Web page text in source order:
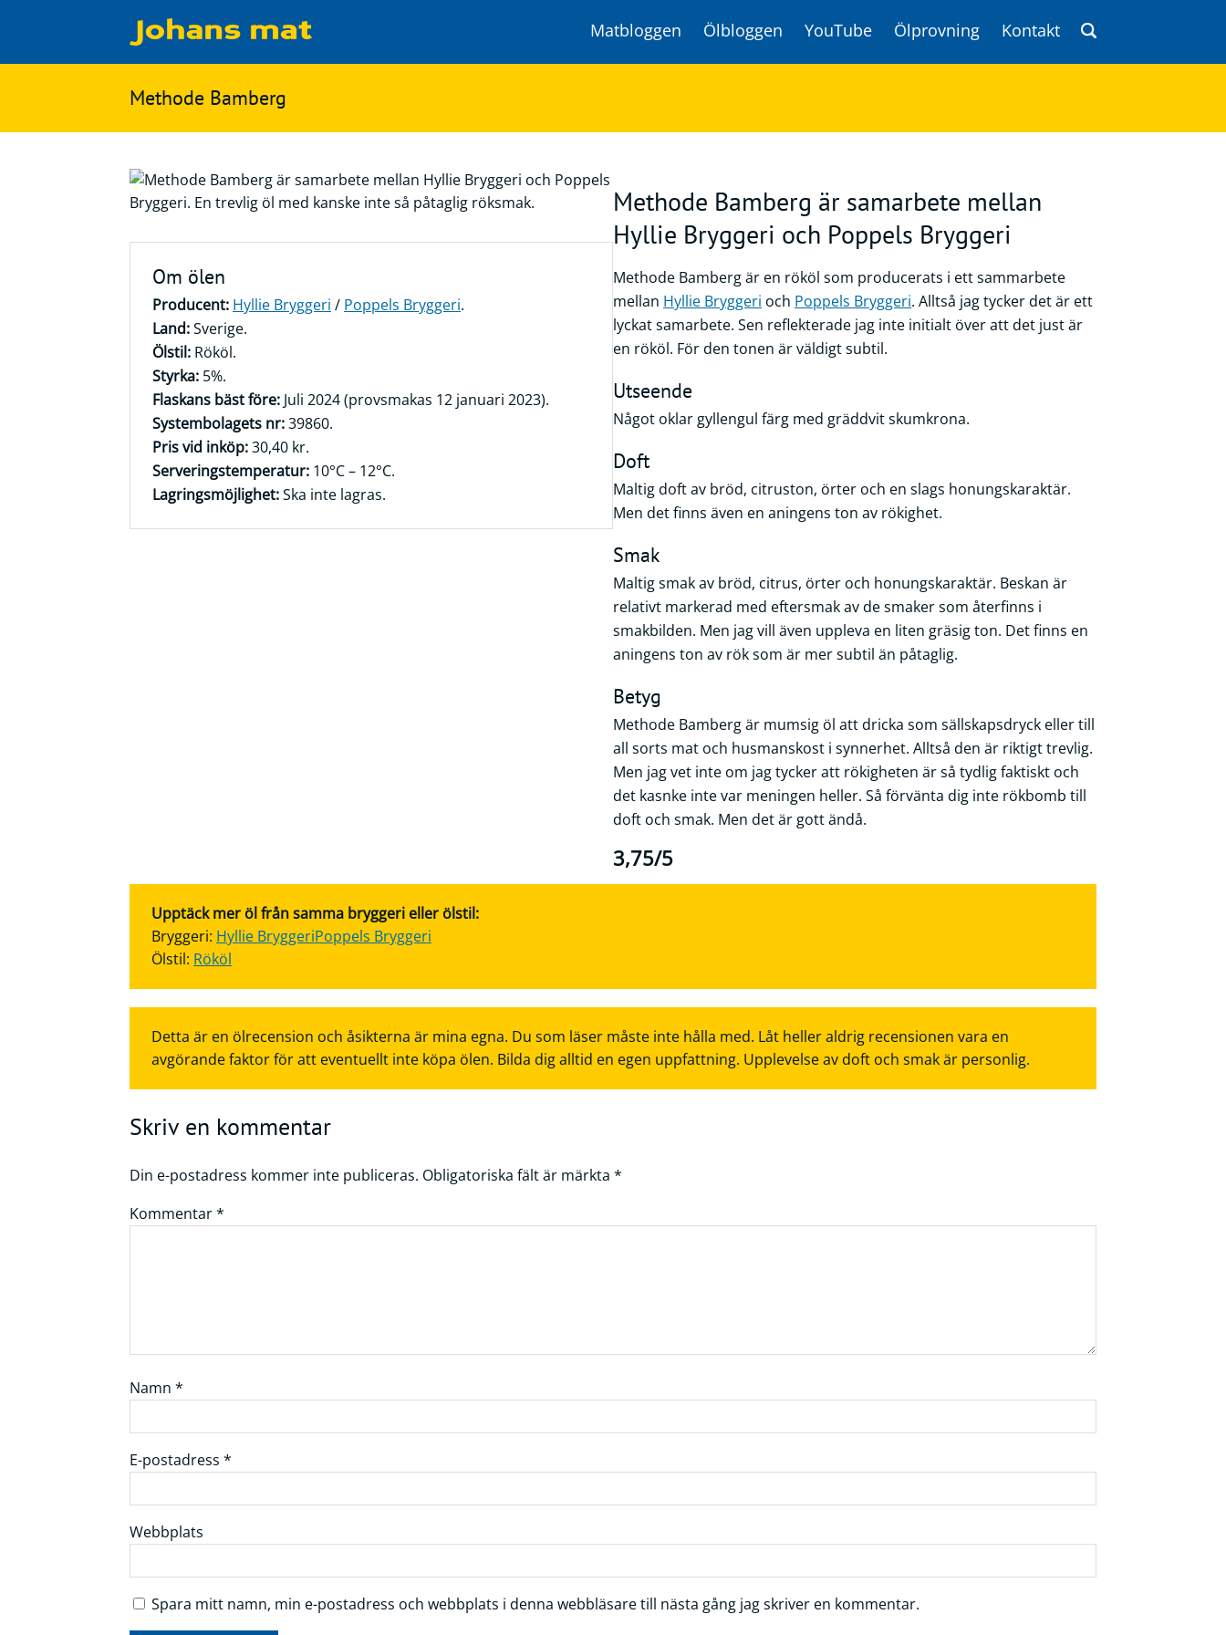
Matbloggen Ölbloggen YouTube Ölprovning
Kontakt
Matbloggen
Innertemperaturer
Ingredienser
på
Methode Bamberg
Om ölen
Producent: Hyllie Bryggeri / Poppels Bryggeri.
Land:Sverige.
Ölstil: Rököl.
Styrka: 5%.
Flaskans bäst före: Juli 2024 (provsmakas 12 januari 2023).
Systembolagets nr:39860.
Pris vid inköp:30,40 kr.
Serveringstemperatur: 10°C – 12°C.
Lagringsmöjlighet:Ska inte lagras.
Methode Bamberg är samarbete mellan
Hyllie Bryggeri och Poppels Bryggeri
Methode Bamberg är en rököl som producerats i ett sammarbete
mellan Hyllie Bryggeri och Poppels Bryggeri. Alltså jag tycker det är ett
lyckat samarbete. Sen reflekterade jag inte initialt över att det just är
en rököl. För den tonen är väldigt subtil.
Utseende
Något oklar gyllengul färg med gräddvit skumkrona.
Doft
Maltig doft av bröd, citruston, örter och en slags honungskaraktär.
Men det finns även en aningens ton av rökighet.
Smak
Maltig smak av bröd, citrus, örter och honungskaraktär. Beskan är
relativt markerad med eftersmak av de smaker som återfinns i
smakbilden. Men jag vill även uppleva en liten gräsig ton. Det finns en
aningens ton av rök som är mer subtil än påtaglig.
Betyg
Methode Bamberg är mumsig öl att dricka som sällskapsdryck eller till
all sorts mat och husmanskost i synnerhet. Alltså den är riktigt trevlig.
Men jag vet inte om jag tycker att rökigheten är så tydlig faktiskt och
det kasnke inte var meningen heller. Så förvänta dig inte rökbomb till
doft och smak. Men det är gott ändå.
3,75/5
Upptäck mer öl från samma bryggeri eller ölstil:
Bryggeri: Hyllie BryggeriPoppels Bryggeri
Ölstil: Rököl
Detta är en ölrecension och åsikterna är mina egna. Du som läser måste inte hålla med. Låt heller aldrig recensionen vara en
avgörande faktor för att eventuellt inte köpa ölen. Bilda dig alltid en egen uppfattning. Upplevelse av doft och smak är personlig.
Skriv en kommentar
Din e-postadress kommer inte publiceras. Obligatoriska fält är märkta *
Kommentar*
Namn *
E-postadress *
Webbplats
Spara mitt namn, min e-postadress och webbplats i denna webbläsare till nästa gång jag skriver en kommentar.